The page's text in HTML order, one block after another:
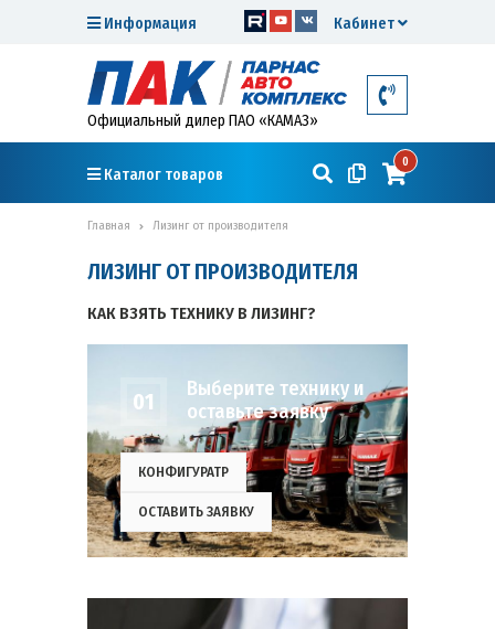
Кабинет
Информация
Официальный дилер ПАО «КАМАЗ»
Каталог товаров
0
Главная Лизинг от производителя
ЛИЗИНГ ОТ ПРОИЗВОДИТЕЛЯ
КАК ВЗЯТЬ ТЕХНИКУ В ЛИЗИНГ?
01
Выберите технику и
оставьте заявку
КОНФИГУРАТР
ОСТАВИТЬ ЗАЯВКУ